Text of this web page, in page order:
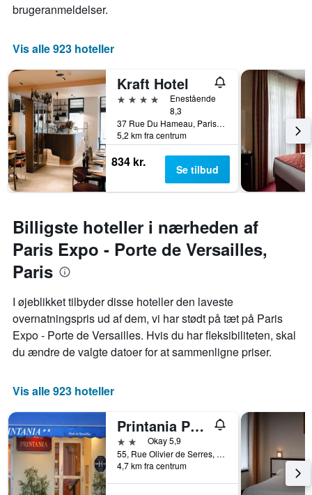
antallet
dage
før
opholdet
Diagrammet
har
1
y-
akse,
der
viser
den
gennemsnitlige
et
værelse
brugeranmeldelser.
Vis alle 923 hoteller
Kraft Hotel
4 stjerner
Enestående
8,3
37 Rue Du Hameau, Paris, Frankrig
5,2 km fra centrum
834 kr. Se tilbud
Billigste hoteller i nærheden af
Paris Expo - Porte de Versailles,
Paris
I øjeblikket tilbyder disse hoteller den laveste
overnatningspris ud af dem, vi har stødt på tæt på Paris
Expo - Porte de Versailles. Hvis du har fleksibiliteten, skal
du ændre de valgte datoer for at sammenligne priser.
Vis alle 923 hoteller
Printania Porte de Versailles
2 stjernerOkay 5,9
55, Rue Olivier de Serres, Paris, Frankrig
4,7 km fra centrum